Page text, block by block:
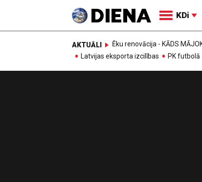
KDi
AKTUĀLI Ēku renovācija - KĀDS
Latvijas eksporta izcilības
PK futbolā